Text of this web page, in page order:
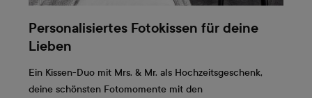
Personalisiertes Fotokissen für deine
Lieben
Ein Kissen-Duo mit Mrs. & Mr. als Hochzeitsgeschenk,
deine schönsten Fotomomente mit den